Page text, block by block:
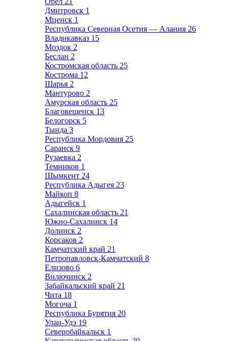
Дмитровск 1
Мценск 1
Республика Северная Осетия — Алания 26
Владикавказ 15
Моздок 2
Беслан 2
Костромская область 25
Кострома 12
Шарья 2
Мантурово 2
Амурская область 25
Благовещенск 13
Белогорск 5
Тында 3
Республика Мордовия 25
Саранск 9
Рузаевка 2
Темников 1
Шымкент 24
Республика Адыгея 23
Майкоп 8
Адыгейск 1
Сахалинская область 21
Южно-Сахалинск 14
Долинск 2
Корсаков 2
Камчатский край 21
Петропавловск-Камчатский 8
Елизово 6
Вилючинск 2
Забайкальский край 21
Чита 18
Могоча 1
Республика Бурятия 20
Улан-Удэ 19
Северобайкальск 1